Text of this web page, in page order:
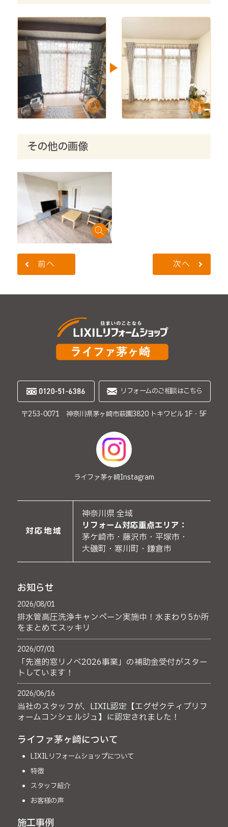
その他の画像
前へ 次へ
リフォームのご相談はこちら
〒253-0071 神奈川県茅ヶ崎市萩園3820 トキワビル 1F・5F
ライファ茅ヶ崎Instagram
対応地域
神奈川県 全域
リフォーム対応重点エリア：
茅ケ崎市・藤沢市・平塚市・
大磯町・寒川町・鎌倉市
お知らせ
2026/08/01
排水管高圧洗浄キャンペーン実施中！水まわり5か所
をまとめてスッキリ
2026/07/01
「先進的窓リノベ2026事業」の補助金受付がスター
トしています！
2026/06/16
当社のスタッフが、LIXIL認定【エグゼクティブリフ
ォームコンシェルジュ】に認定されました！
ライファ茅ヶ崎について
LIXILリフォームショップについて
特徴
スタッフ紹介
お客様の声
施工事例